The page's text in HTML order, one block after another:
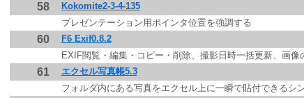
58 Kokomite2-3-4-135
プレゼンテーション用ポインタ位置を強調する
60 F6 Exif0.8.2
EXIF閲覧・編集・コピー・削除、撮影日時一括更新、画
61 エクセル写真帳5.3
フォルダ内にある写真をエクセル上に一瞬で貼付できるシ